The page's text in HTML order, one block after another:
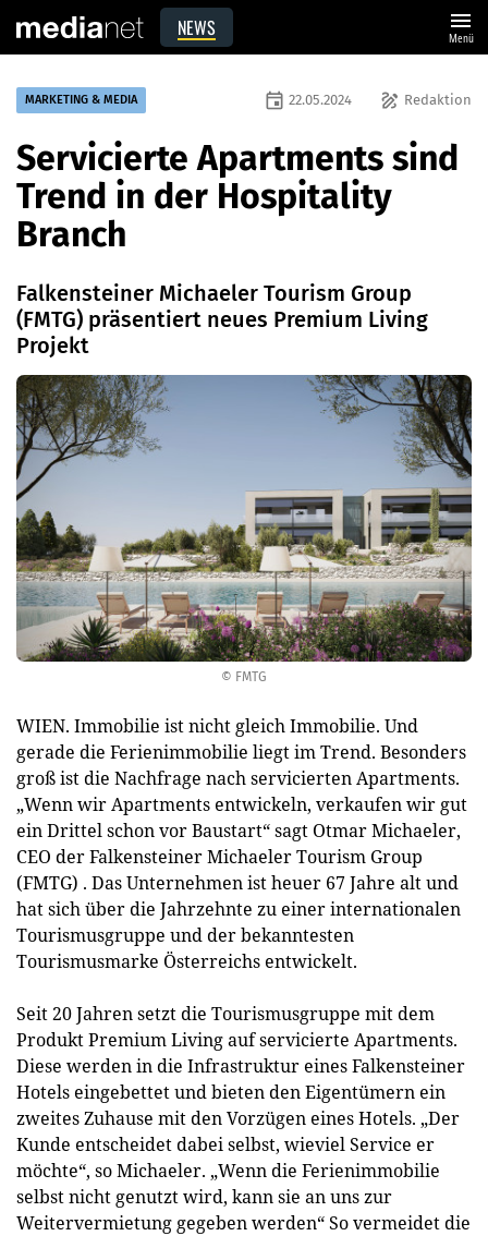
NEWS menu
Menü
© FMTG
MARKETING & MEDIA draw Redaktion
event 22.05.2024
Servicierte Apartments sind
Trend in der Hospitality
Branch
Falkensteiner Michaeler Tourism Group
(FMTG) präsentiert neues Premium Living
Projekt
WIEN. Immobilie ist nicht gleich Immobilie. Und
gerade die Ferienimmobilie liegt im Trend. Besonders
groß ist die Nachfrage nach servicierten Apartments.
„Wenn wir Apartments entwickeln, verkaufen wir gut
ein Drittel schon vor Baustart“ sagt Otmar Michaeler,
CEO der Falkensteiner Michaeler Tourism Group
(FMTG) . Das Unternehmen ist heuer 67 Jahre alt und
hat sich über die Jahrzehnte zu einer internationalen
Tourismusgruppe und der bekanntesten
Tourismusmarke Österreichs entwickelt.
Seit 20 Jahren setzt die Tourismusgruppe mit dem
Produkt Premium Living auf servicierte Apartments.
Diese werden in die Infrastruktur eines Falkensteiner
Hotels eingebettet und bieten den Eigentümern ein
zweites Zuhause mit den Vorzügen eines Hotels. „Der
Kunde entscheidet dabei selbst, wieviel Service er
möchte“, so Michaeler. „Wenn die Ferienimmobilie
selbst nicht genutzt wird, kann sie an uns zur
Weitervermietung gegeben werden“ So vermeidet die